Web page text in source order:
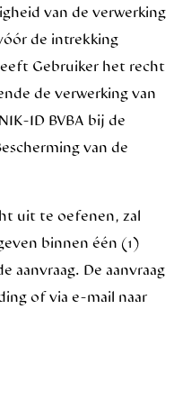
van de verwerking
de intrekking
Gebruiker het recht
de verwerking van
ID BVBA bij de
van de
uit te oefenen, zal
binnen één (1)
aanvraag. De aanvraag
of via e-mail naar